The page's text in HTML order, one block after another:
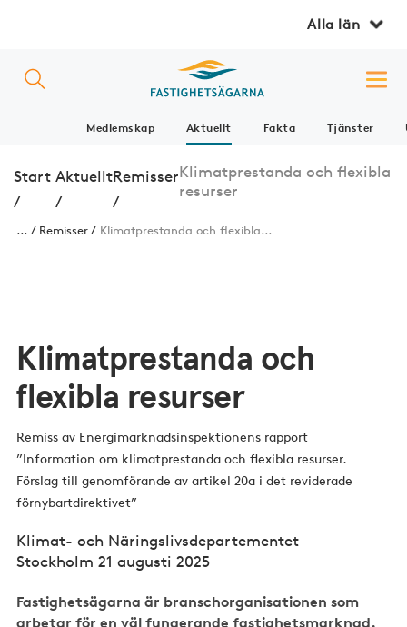
Alla län
Medlemskap Aktuellt Fakta Tjänster
Start
/
Aktuellt
/
Remisser
/
Klimatprestanda och flexibla
resurser
... Remisser Klimatprestanda och flexibla...
Klimatprestanda och
flexibla resurser
Remiss av Energimarknadsinspektionens rapport
”Information om klimatprestanda och flexibla resurser.
Förslag till genomförande av artikel 20a i det reviderade
förnybartdirektivet”
Klimat- och Näringslivsdepartementet
Stockholm 21 augusti 2025
Fastighetsägarna är branschorganisationen som
arbetar för en väl fungerande fastighetsmarknad.